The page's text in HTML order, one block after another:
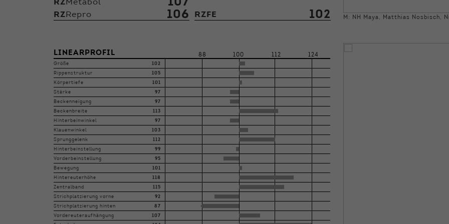
RZMetabol 107
RZRepro 106 RZFE 102 M: NH Maya, Matthias Nosbisch,
LINEARPROFIL 88 100 112 124
Größe 102
Rippenstruktur 105
Körpertiefe 101
Stärke 97
Beckenneigung 97
Beckenbreite 113
Hinterbeinwinkel 97
Klauenwinkel 103
Sprunggelenk 112
Hinterbeinstellung 99
Vorderbeinstellung 95
Bewegung 101
Hintereuterhöhe 118
Zentralband 115
Strichplatzierung vorne 92
Strichplatzierung hinten 87
Vordereuteraufhängung 107